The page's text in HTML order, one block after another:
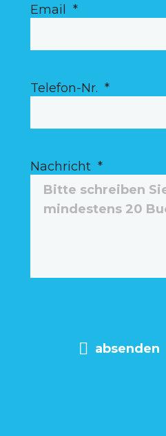
Email *
Telefon-Nr. *
Nachricht *
absenden